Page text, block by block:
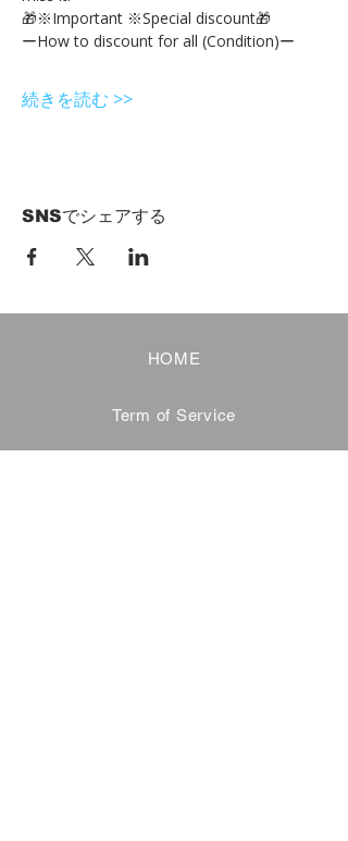
🎁※Important ※Special discount🎁
ーHow to discount for all (Condition)ー
続きを読む >>
SNSでシェアする
HOME
Term of Service